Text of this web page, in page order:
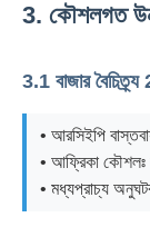
3. কৌশলগত
3.1 বাজার
• আরসিইপি
• আফ্রিকা কৌশলঃ
• মধ্যপ্রাচ্য